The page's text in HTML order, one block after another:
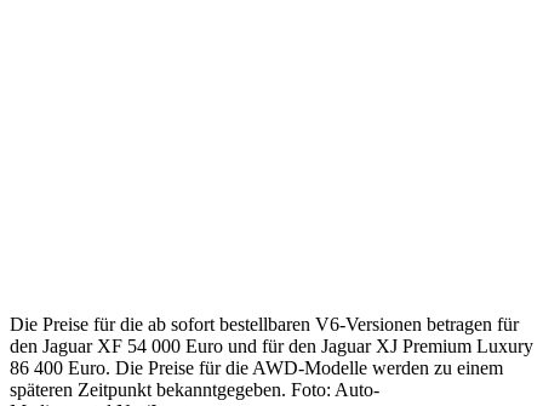
Die Preise für die ab sofort bestellbaren V6-Versionen betragen für
den Jaguar XF 54 000 Euro und für den Jaguar XJ Premium Luxury
86 400 Euro. Die Preise für die AWD-Modelle werden zu einem
späteren Zeitpunkt bekanntgegeben. Foto: Auto-